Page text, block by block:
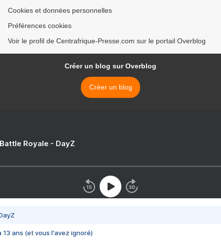
Cookies et données personnelles
Préférences cookies
Voir le profil de Centrafrique-Presse.com sur le portail Overblog
Créer un blog sur Overblog
Créer un blog
Royale - DayZ
13 ans (et vous l'avez ignoré)